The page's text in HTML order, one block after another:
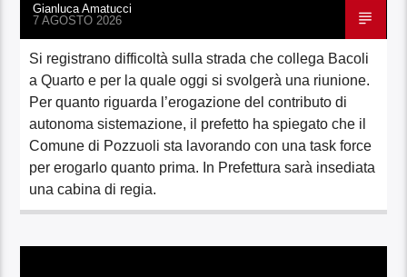
Gianluca Amatucci
7 AGOSTO 2026
Si registrano difficoltà sulla strada che collega Bacoli
a Quarto e per la quale oggi si svolgerà una riunione.
Per quanto riguarda l’erogazione del contributo di
autonoma sistemazione, il prefetto ha spiegato che il
Comune di Pozzuoli sta lavorando con una task force
per erogarlo quanto prima. In Prefettura sarà insediata
una cabina di regia.